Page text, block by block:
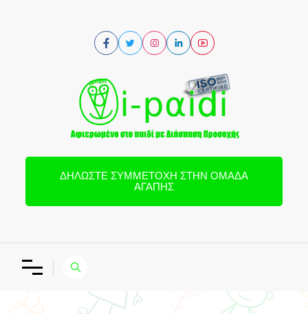
ΔΗΛΏΣΤΕ ΣΥΜΜΕΤΟΧΉ ΣΤΗΝ ΟΜΆΔΑ
ΑΓΆΠΗΣ